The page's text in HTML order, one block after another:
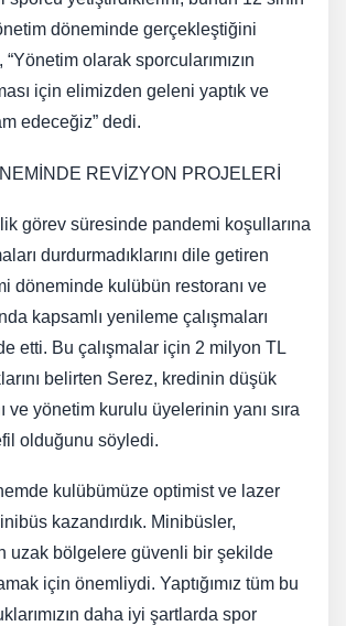
döneminde gerçekleştiğini
olarak sporcularımızın
için elimizden geleni yaptık ve
edeceğiz” dedi.
REVİZYON PROJELERİ
görev süresinde pandemi koşullarına
durdurmadıklarını dile getiren
döneminde kulübün restoranı ve
kapsamlı yenileme çalışmaları
etti. Bu çalışmalar için 2 milyon TL
belirten Serez, kredinin düşük
ve yönetim kurulu üyelerinin yanı sıra
olduğunu söyledi.
kulübümüze optimist ve lazer
kazandırdık. Minibüsler,
uzak bölgelere güvenli bir şekilde
için önemliydi. Yaptığımız tüm bu
daha iyi şartlarda spor